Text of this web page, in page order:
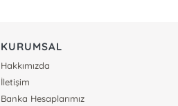
KURUMSAL
Hakkımızda
İletişim
Banka Hesaplarımız